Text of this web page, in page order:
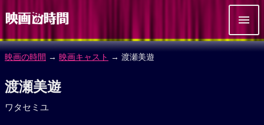
映画の時間 → 映画キャスト → 渡瀬美遊
渡瀬美遊
ワタセミユ